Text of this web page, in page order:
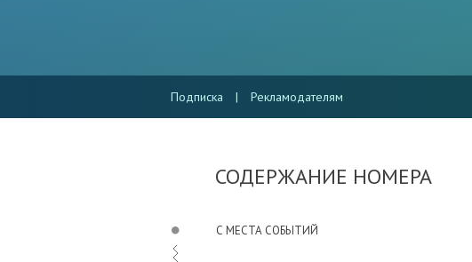
Подписка | Рекламодателям
СОДЕРЖАНИЕ НОМЕРА
С МЕСТА СОБЫТИЙ